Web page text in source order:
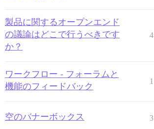
製品に関するオープンエンド
の議論はどこで行うべきです
か？
4
ワークフロー - フォーラムと
機能のフィードバック
1
空のバナーボックス 3